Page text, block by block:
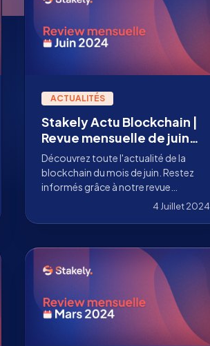
ACTUALITÉS
Stakely Actu Blockchain |
Revue mensuelle de juin
2024
Découvrez toute l'actualité de la
blockchain du mois de juin. Restez
informés grâce à notre revue
complète d'actualité blockchain.
4 Juillet 2024